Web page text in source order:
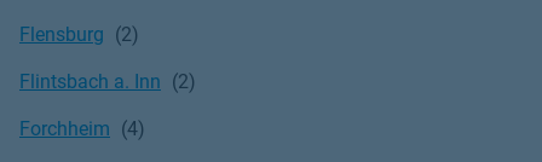
Flensburg
Flintsbach a. Inn
Forchheim